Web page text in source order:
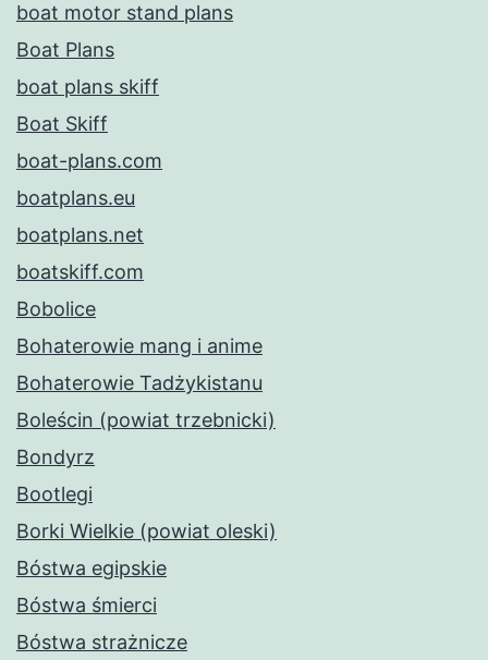
boat motor stand plans
Boat Plans
boat plans skiff
Boat Skiff
boat-plans.com
boatplans.eu
boatplans.net
boatskiff.com
Bobolice
Bohaterowie mang i anime
Bohaterowie Tadżykistanu
Boleścin (powiat trzebnicki)
Bondyrz
Bootlegi
Borki Wielkie (powiat oleski)
Bóstwa egipskie
Bóstwa śmierci
Bóstwa strażnicze